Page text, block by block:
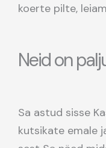
koerte pilte,
Neid on
Sa astud sisse
kutsikate emale